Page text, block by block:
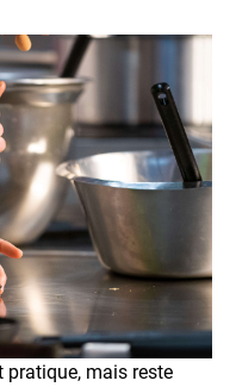
pratique, mais reste